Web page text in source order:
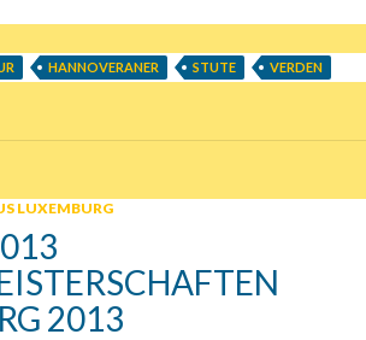
HANNOVERANER STUTE VERDEN
LUXEMBURG
2013